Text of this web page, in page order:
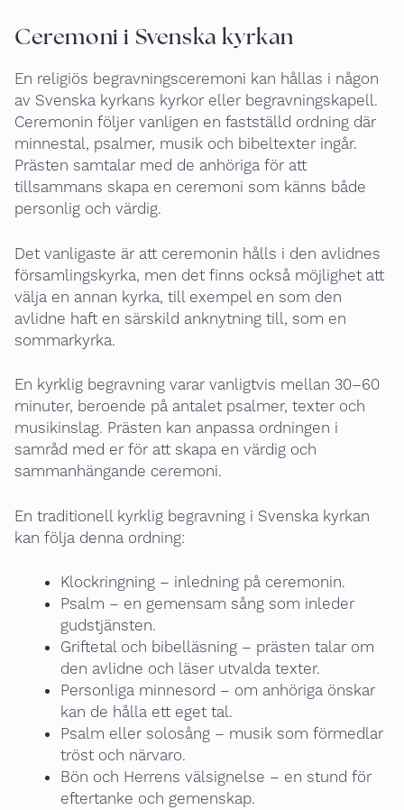
Ceremoni i Svenska kyrkan
En religiös begravningsceremoni kan hållas i någon
av Svenska kyrkans kyrkor eller begravningskapell.
Ceremonin följer vanligen en fastställd ordning där
minnestal, psalmer, musik och bibeltexter ingår.
Prästen samtalar med de anhöriga för att
tillsammans skapa en ceremoni som känns både
personlig och värdig.
Det vanligaste är att ceremonin hålls i den avlidnes
församlingskyrka, men det finns också möjlighet att
välja en annan kyrka, till exempel en som den
avlidne haft en särskild anknytning till, som en
sommarkyrka.
En kyrklig begravning varar vanligtvis mellan 30–60
minuter, beroende på antalet psalmer, texter och
musikinslag. Prästen kan anpassa ordningen i
samråd med er för att skapa en värdig och
sammanhängande ceremoni.
En traditionell kyrklig begravning i Svenska kyrkan
kan följa denna ordning:
Klockringning – inledning på ceremonin.
Psalm – en gemensam sång som inleder
gudstjänsten.
Griftetal och bibelläsning – prästen talar om
den avlidne och läser utvalda texter.
Personliga minnesord – om anhöriga önskar
kan de hålla ett eget tal.
Psalm eller solosång – musik som förmedlar
tröst och närvaro.
Bön och Herrens välsignelse – en stund för
eftertanke och gemenskap.